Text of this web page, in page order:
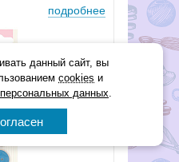
подробнее
данный сайт, вы
cookies и
данных.